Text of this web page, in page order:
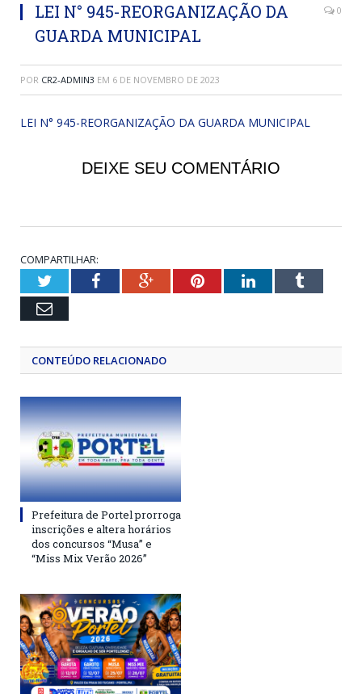
LEI N° 945-REORGANIZAÇÃO DA
GUARDA MUNICIPAL
0
POR CR2-ADMIN3 EM 6 DE NOVEMBRO DE 2023
LEI N° 945-REORGANIZAÇÃO DA GUARDA MUNICIPAL
DEIXE SEU COMENTÁRIO
COMPARTILHAR:
TwitterFacebookGoogle+PinterestLinkedInTumblr
Email
CONTEÚDO RELACIONADO
Prefeitura de Portel prorroga
inscrições e altera horários
dos concursos “Musa” e
“Miss Mix Verão 2026”